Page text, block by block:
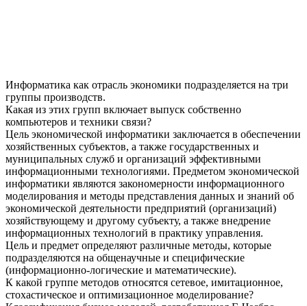
Информатика как отрасль экономики подразделяется на три
группы производств.
Какая из этих групп включает выпуск собственно
компьютеров и техники связи?
Цель экономической информатики заключается в обеспечении
хозяйственных субъектов, а также государственных и
муниципальных служб и организаций эффективными
информационными технологиями. Предметом экономической
информатики являются закономерности информационного
моделирования и методы представления данных и знаний об
экономической деятельности предприятий (организаций)
хозяйствующему и другому субъекту, а также внедрение
информационных технологий в практику управления.
Цель и предмет определяют различные методы, которые
подразделяются на общенаучные и специфические
(информационно-логические и математические).
К какой группе методов относятся сетевое, имитационное,
стохастическое и оптимизационное моделирование?